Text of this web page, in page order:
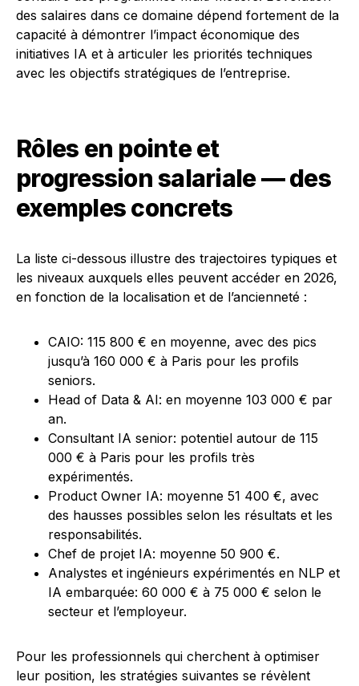
des salaires dans ce domaine dépend fortement de la
capacité à démontrer l’impact économique des
initiatives IA et à articuler les priorités techniques
avec les objectifs stratégiques de l’entreprise.
Rôles en pointe et
progression salariale — des
exemples concrets
La liste ci-dessous illustre des trajectoires typiques et
les niveaux auxquels elles peuvent accéder en 2026,
en fonction de la localisation et de l’ancienneté :
CAIO: 115 800 € en moyenne, avec des pics
jusqu’à 160 000 € à Paris pour les profils
seniors.
Head of Data & AI: en moyenne 103 000 € par
an.
Consultant IA senior: potentiel autour de 115
000 € à Paris pour les profils très
expérimentés.
Product Owner IA: moyenne 51 400 €, avec
des hausses possibles selon les résultats et les
responsabilités.
Chef de projet IA: moyenne 50 900 €.
Analystes et ingénieurs expérimentés en NLP et
IA embarquée: 60 000 € à 75 000 € selon le
secteur et l’employeur.
Pour les professionnels qui cherchent à optimiser
leur position, les stratégies suivantes se révèlent